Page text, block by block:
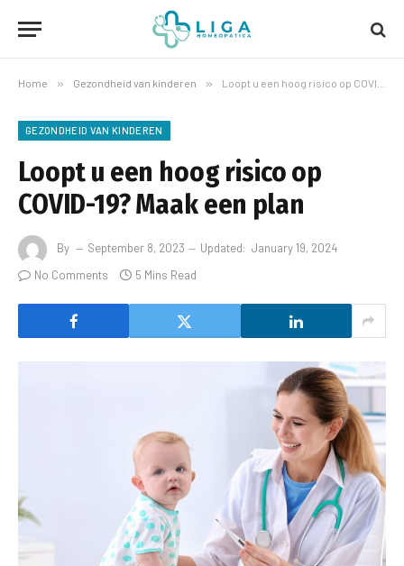
Home » Gezondheid van kinderen » Loopt u een hoog risico op COVID-19? Maak een plan
GEZONDHEID VAN KINDEREN
Loopt u een hoog risico op
COVID-19? Maak een plan
By September 8, 2023 Updated: January 19, 2024
No Comments
5 Mins Read